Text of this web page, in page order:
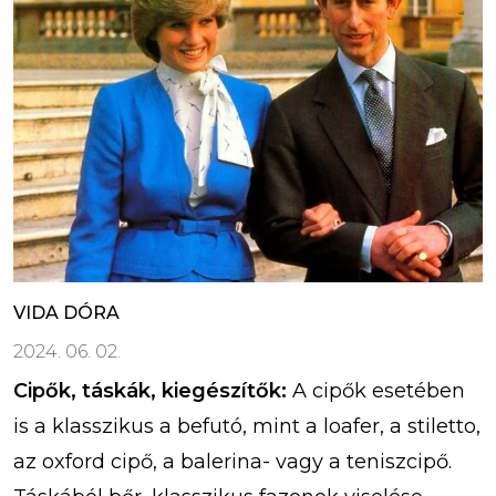
VIDA DÓRA
2024. 06. 02.
Cipők, táskák, kiegészítők: A cipők esetében
is a klasszikus a befutó, mint a loafer, a stiletto,
az oxford cipő, a balerina- vagy a teniszcipő.